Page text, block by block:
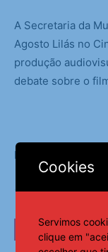
A Secretaria da
Agosto Lilás no
produção
debate sobre o
Fonte:
LEIA TAMBÉM
Cookies
Servimos
clique em